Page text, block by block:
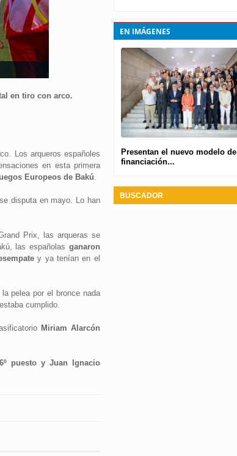
en tiro con arco.
Los arqueros españoles
en esta primera
Europeos de Bakú.
disputa en mayo. Lo han
Prix, las arqueras se
las españolas ganaron
y ya tenían en el
pelea por el bronce nada
cumplido.
Miriam Alarcón
puesto y Juan Ignacio
EN IMÁGENES
Presentan el nuevo modelo de
financiación...
BUSCADOR